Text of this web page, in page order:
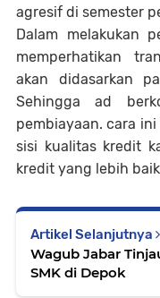
agresif di semester
Dalam melakukan
memperhatikan
akan didasarkan
Sehingga ad
pembiayaan. cara
sisi kualitas kredit
kredit yang lebih
Artikel Selanjutnya
Wagub Jabar
SMK di Depok